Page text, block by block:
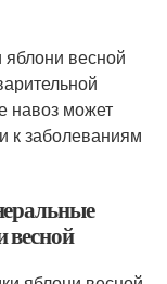
весной
навоз может
к заболеваниям
весной